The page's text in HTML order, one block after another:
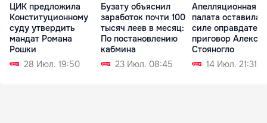
ЦИК предложила
Конституционному
суду утвердить
мандат Романа
Рошки
28 Июл. 19:50
Бузату объяснил
заработок почти 100
тысяч леев в месяц:
По постановлению
кабмина
23 Июл. 08:45
Апелляционная
палата оставила в
силе
приговор
Стояногло
14 Июл. 21:31